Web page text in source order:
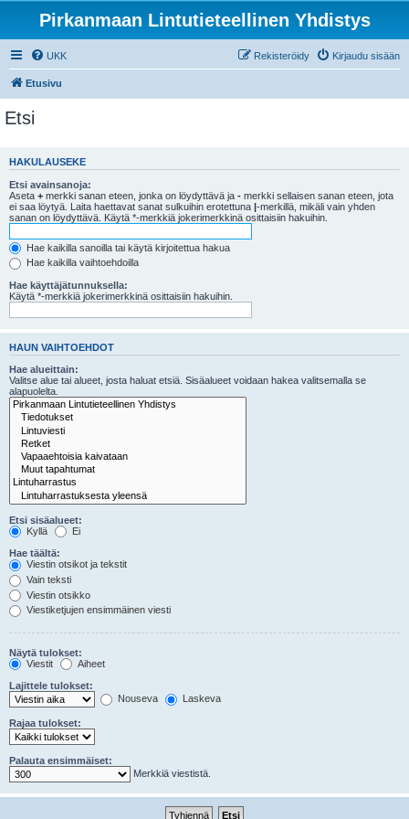
Pirkanmaan Lintutieteellinen Yhdistys
UKK Kirjaudu sisään
Rekisteröidy
Etusivu
Etsi
HAKULAUSEKE
Etsi avainsanoja:
Aseta + merkki sanan eteen, jonka on löydyttävä ja - merkki sellaisen sanan eteen, jota
ei saa löytyä. Laita haettavat sanat sulkuihin erotettuna |-merkillä, mikäli vain yhden
sanan on löydyttävä. Käytä *-merkkiä jokerimerkkinä osittaisiin hakuihin.
Hae kaikilla sanoilla tai käytä kirjoitettua hakua
Hae kaikilla vaihtoehdoilla
Hae käyttäjätunnuksella:
Käytä *-merkkiä jokerimerkkinä osittaisiin hakuihin.
HAUN VAIHTOEHDOT
Hae alueittain:
Valitse alue tai alueet, josta haluat etsiä. Sisäalueet voidaan hakea valitsemalla se
alapuolelta.
Etsi sisäalueet:
Kyllä
Ei
Hae täältä:
Viestin otsikot ja tekstit
Vain teksti
Viestin otsikko
Viestiketjujen ensimmäinen viesti
Näytä tulokset:
Viestit
Aiheet
Lajittele tulokset:
Nouseva
Laskeva
Rajaa tulokset:
Palauta ensimmäiset:
Merkkiä viestistä.